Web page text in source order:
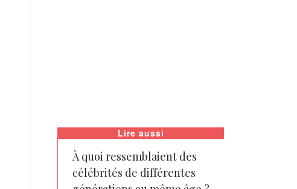
Lire aussi
À quoi ressemblaient des
célébrités de différentes